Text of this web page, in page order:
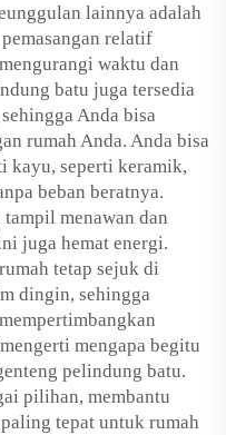
lainnya adalah
relatif
waktu dan
batu juga tersedia
Anda bisa
rumah Anda. Anda bisa
kayu, seperti keramik,
beban beratnya.
menawan dan
juga hemat energi.
tetap sejuk di
dingin, sehingga
mengapa begitu
pelindung batu.
pilihan, membantu
tepat untuk rumah